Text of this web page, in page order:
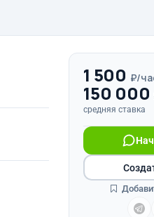
1 500 ₽/
150 000
средняя ставка